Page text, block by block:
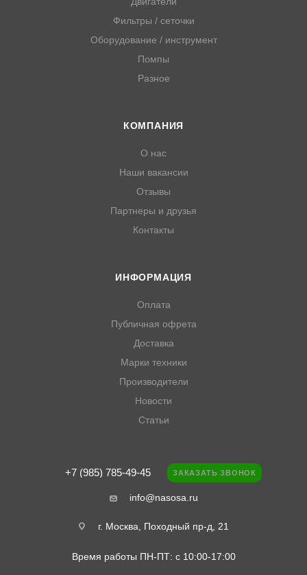
Фильтры / сеточки
Оборудование / инструмент
Помпы
Разное
КОМПАНИЯ
О нас
Наши вакансии
Отзывы
Партнеры и друзья
Контакты
ИНФОРМАЦИЯ
Оплата
Публичная офрета
Доставка
Марки техники
Производители
Новости
Статьи
+7 (985) 785-49-45 ЗАКАЗАТЬ ЗВОНОК
info@nasosa.ru
г. Москва, Походный пр-д, 21
Время работы ПН-ПТ: с 10:00-17:00